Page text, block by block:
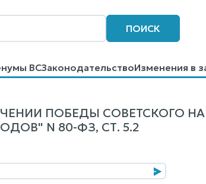
ПОИСК
ВСЗаконодательствоИзменения в
ПОБЕДЫ СОВЕТСКОГО
N 80-ФЗ, СТ. 5.2